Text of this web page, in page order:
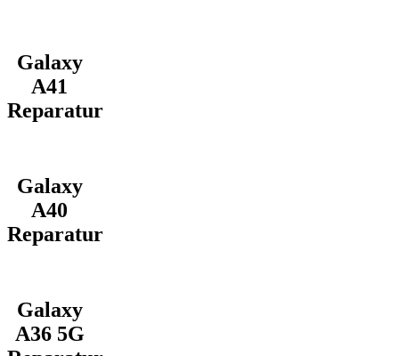
Galaxy
A41
Reparatur
Galaxy
A40
Reparatur
Galaxy
A36 5G